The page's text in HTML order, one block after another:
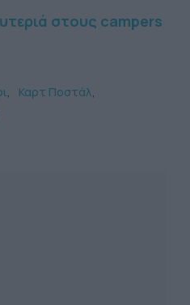
στους campers
Καρτ Ποστάλ